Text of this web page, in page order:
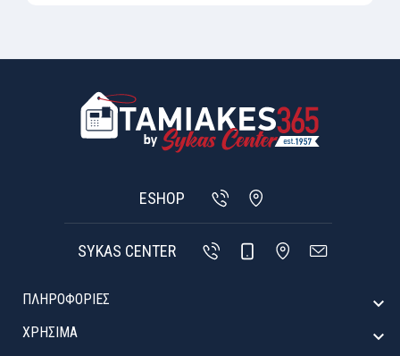
ESHOP
SYKAS CENTER
ΠΛΗΡΟΦΟΡΙΕΣ 
ΧΡΉΣΙΜΑ 